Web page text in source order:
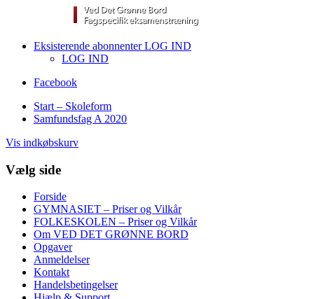
Eksisterende abonnenter LOG IND
LOG IND
Facebook
Start – Skoleform
Samfundsfag A 2020
Vis indkøbskurv
Vælg side
Forside
GYMNASIET – Priser og Vilkår
FOLKESKOLEN – Priser og Vilkår
Om VED DET GRØNNE BORD
Opgaver
Anmeldelser
Kontakt
Handelsbetingelser